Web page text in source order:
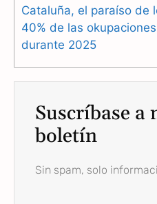
Cataluña, el paraíso de
40% de las
durante 2025
Suscríbase a
boletín
Sin spam, solo